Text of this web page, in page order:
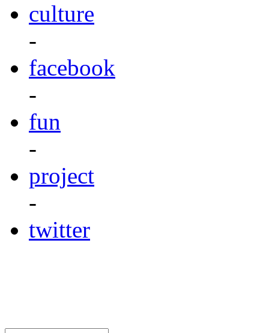
culture
-
facebook
-
fun
-
project
-
twitter